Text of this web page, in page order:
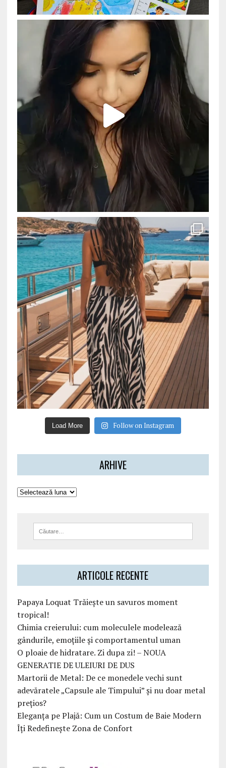
Load More Follow on Instagram
ARHIVE
ARTICOLE RECENTE
Papaya Loquat Trăiește un savuros moment
tropical!
Chimia creierului: cum moleculele modelează
gândurile, emoțiile și comportamentul uman
O ploaie de hidratare. Zi dupa zi! – NOUA
GENERATIE DE ULEIURI DE DUS
Martorii de Metal: De ce monedele vechi sunt
adevăratele „Capsule ale Timpului” și nu doar metal
prețios?
Eleganța pe Plajă: Cum un Costum de Baie Modern
Îți Redefinește Zona de Confort